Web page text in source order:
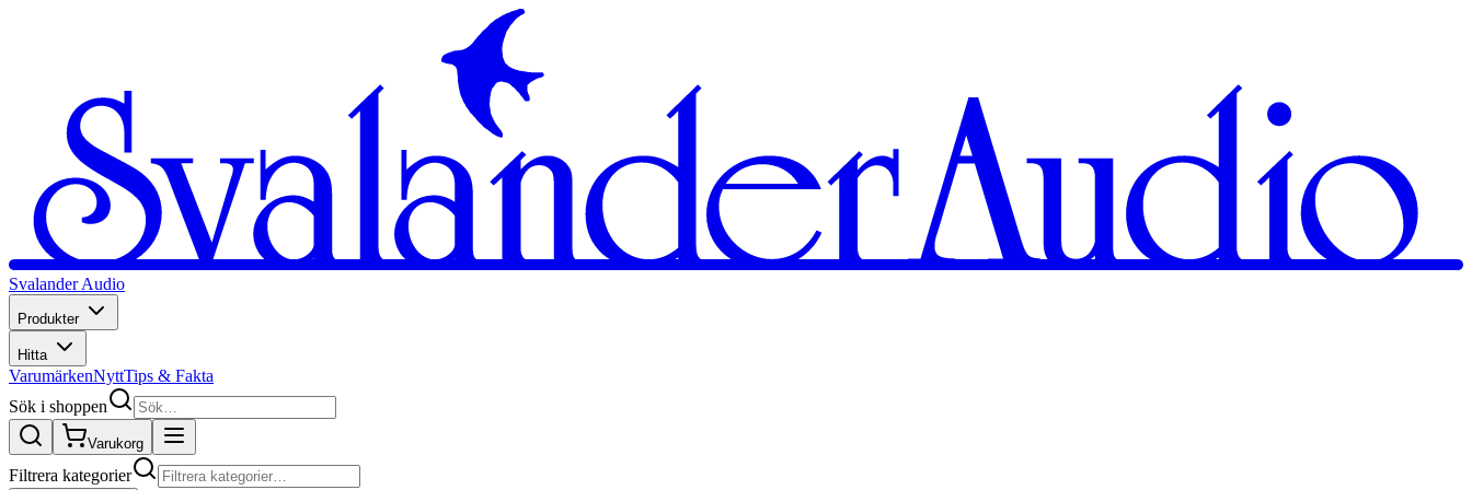
Svalander Audio
Produkter
Hitta
VarumärkenNyttTips & Fakta
Sök i shoppen
Varukorg
Filtrera kategorier